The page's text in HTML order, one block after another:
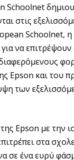
στις
Schoolnet,
να επιτρέψουν
Epson και του
των
Epson με την
στα
ένα ευρύ